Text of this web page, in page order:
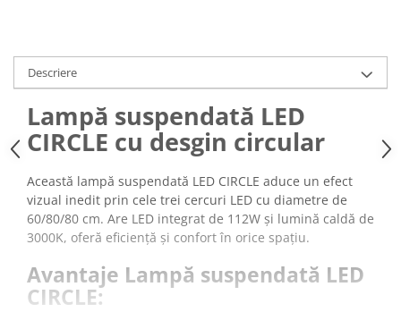
Descriere
Lampă suspendată LED
CIRCLE cu desgin circular
Această lampă suspendată LED CIRCLE aduce un efect
vizual inedit prin cele trei cercuri LED cu diametre de
60/80/80 cm. Are LED integrat de 112W și lumină caldă de
3000K, oferă eficiență și confort în orice spațiu.
Avantaje Lampă suspendată LED
CIRCLE: